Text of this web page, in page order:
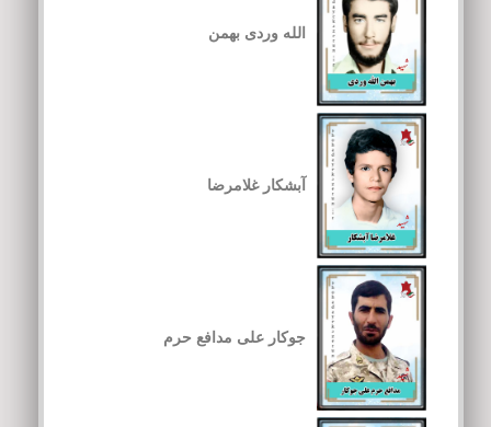
الله وردی بهمن
آبشکار غلامرضا
جوکار علی مدافع حرم